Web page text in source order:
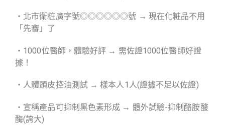
・北市衛粧廣字號◎◎◎◎◎◎號 → 現在化粧品不用
「先審」了
・1000位醫師，體驗好評 → 需佐證1000位醫師好證
據！
・人體頭皮控油測試 → 樣本人1人(證據不足以佐證)
・宣稱產品可抑制黑色素形成 → 體外試驗-抑制酪胺酸
酶(誇大)